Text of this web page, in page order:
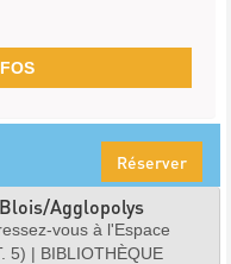
Réserver
Agglopolys
vous à l'Espace
5) | BIBLIOTHÈQUE